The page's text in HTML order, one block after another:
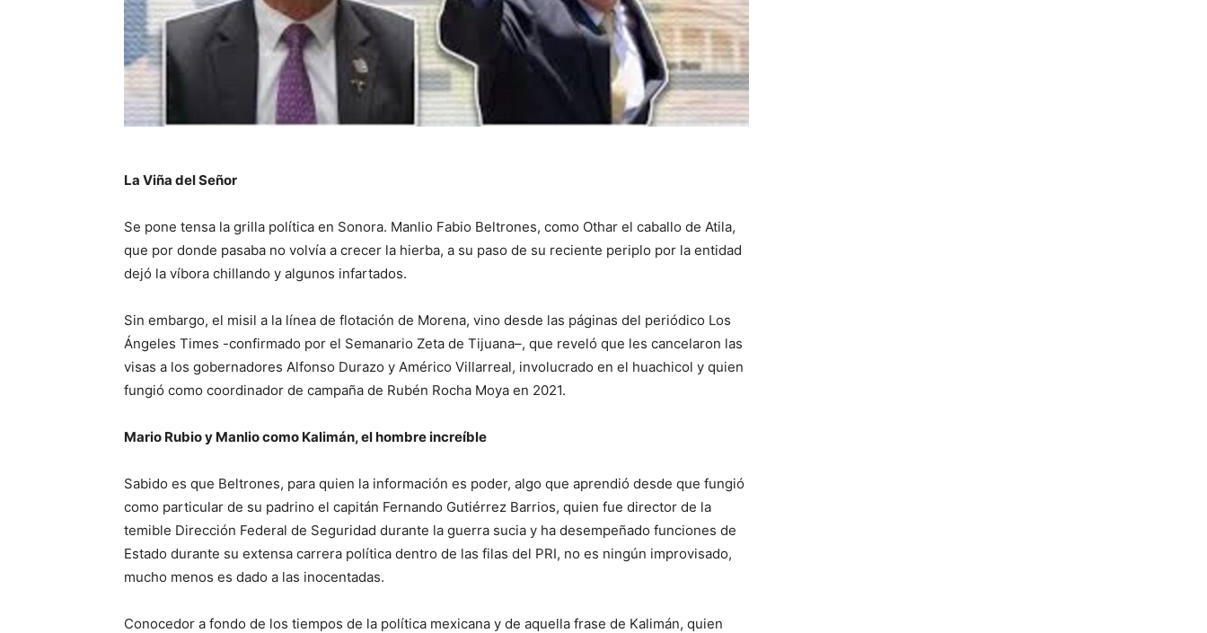
La Viña del Señor
Se pone tensa la grilla política en Sonora. Manlio Fabio Beltrones, como Othar el caballo de Atila,
que por donde pasaba no volvía a crecer la hierba, a su paso de su reciente periplo por la entidad
dejó la víbora chillando y algunos infartados.
Sin embargo, el misil a la línea de flotación de Morena, vino desde las páginas del periódico Los
Ángeles Times -confirmado por el Semanario Zeta de Tijuana–, que reveló que les cancelaron las
visas a los gobernadores Alfonso Durazo y Américo Villarreal, involucrado en el huachicol y quien
fungió como coordinador de campaña de Rubén Rocha Moya en 2021.
Mario Rubio y Manlio como Kalimán, el hombre increíble
Sabido es que Beltrones, para quien la información es poder, algo que aprendió desde que fungió
como particular de su padrino el capitán Fernando Gutiérrez Barrios, quien fue director de la
temible Dirección Federal de Seguridad durante la guerra sucia y ha desempeñado funciones de
Estado durante su extensa carrera política dentro de las filas del PRI, no es ningún improvisado,
mucho menos es dado a las inocentadas.
Conocedor a fondo de los tiempos de la política mexicana y de aquella frase de Kalimán, quien